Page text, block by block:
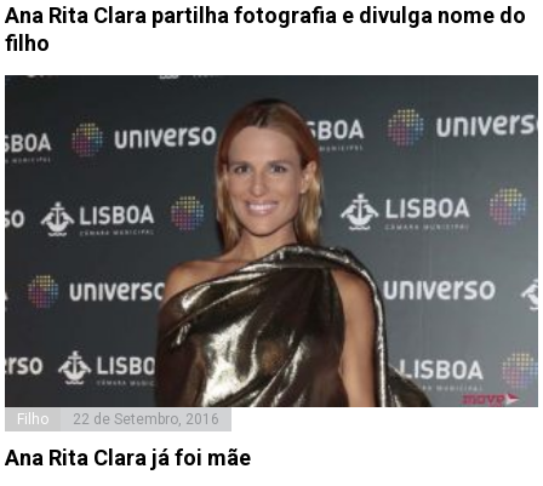
Ana Rita Clara partilha fotografia e divulga nome do
filho
Filho 22 de Setembro, 2016
Ana Rita Clara já foi mãe